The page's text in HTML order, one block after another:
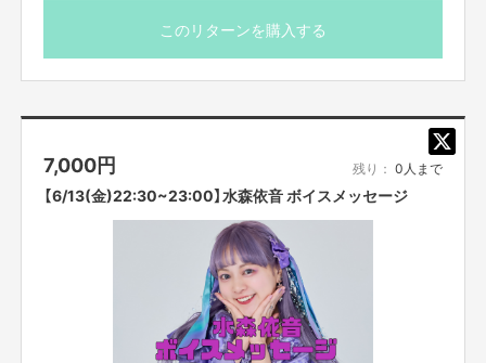
ますので予めご了承くださいませ。
このリターンを購入する
7,000円 残り： 0人まで
【6/13(金)22:30~23:00】水森依音 ボイスメッセージ